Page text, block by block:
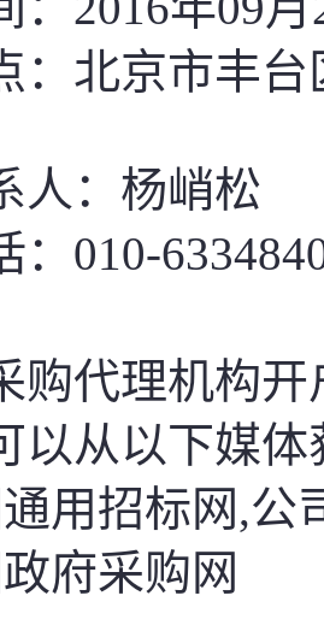
：北京市丰
人：杨峭松
010-
购代理机构开
以从以下媒
用招标网,公
府采购网